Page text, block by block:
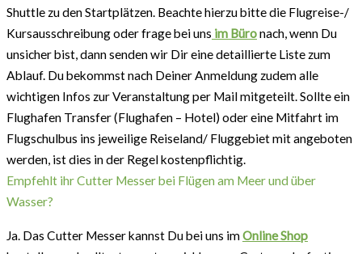
Shuttle zu den Startplätzen. Beachte hierzu bitte die Flugreise-/
Kursausschreibung oder frage bei uns im Büronach, wenn Du
unsicher bist, dann senden wir Dir eine detaillierte Liste zum
Ablauf. Du bekommst nach Deiner Anmeldung zudem alle
wichtigen Infos zur Veranstaltung per Mail mitgeteilt. Sollte ein
Flughafen Transfer (Flughafen – Hotel) oder eine Mitfahrt im
Flugschulbus ins jeweilige Reiseland/ Fluggebiet mit angeboten
werden, ist dies in der Regel kostenpflichtig.
Empfehlt ihr Cutter Messer bei Flügen am Meer und über
Wasser?
Ja. Das Cutter Messer kannst Du bei uns imOnline Shop